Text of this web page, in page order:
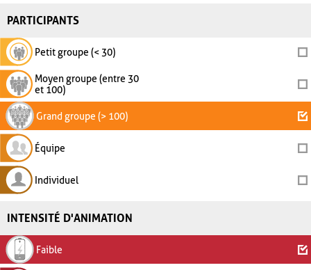
PARTICIPANTS
Petit groupe (< 30)
Moyen groupe (entre 30
et 100)
Grand groupe (> 100)
Équipe
Individuel
INTENSITÉ D'ANIMATION
Faible